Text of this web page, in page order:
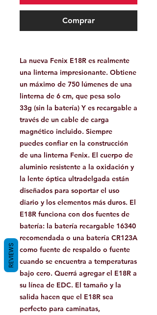
Comprar
La nueva Fenix ​​E18R es realmente
una linterna impresionante. Obtiene
un máximo de 750 lúmenes de una
linterna de 6 cm, que pesa solo
33g (sin la batería) Y es recargable a
través de un cable de carga
magnético incluido. Siempre
puedes confiar en la construcción
de una linterna Fenix. El cuerpo de
aluminio resistente a la oxidación y
la lente óptica ultradelgada están
diseñados para soportar el uso
diario y los elementos más duros. El
E18R funciona con dos fuentes de
batería: la batería recargable 16340
recomendada o una batería CR123A
como fuente de respaldo o fuente
cuando se encuentra a temperaturas
bajo cero. Querrá agregar el E18R a
su línea de EDC. El tamaño y la
salida hacen que el E18R sea
perfecto para caminatas,
REVIEWS